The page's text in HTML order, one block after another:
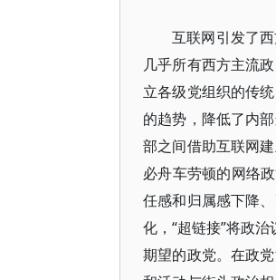
互联网引发了
几乎所有西方主流
立各级党组织的传
的趋势，降低了内
部之间借助互联网
必舟车劳顿的网络
任感和归属感下降
化，“超链接”将政
期望的政党。在政